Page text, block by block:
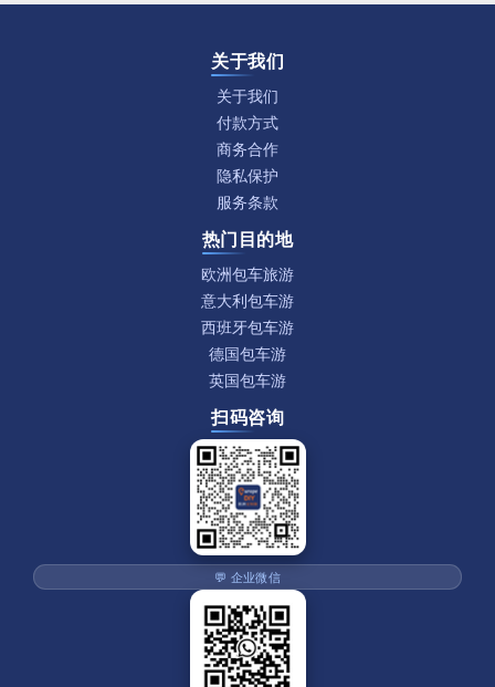
关于我们
关于我们
付款方式
商务合作
隐私保护
服务条款
热门目的地
欧洲包车旅游
意大利包车游
西班牙包车游
德国包车游
英国包车游
扫码咨询
💬 企业微信